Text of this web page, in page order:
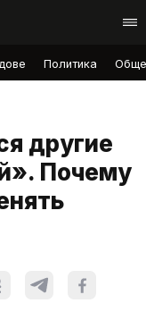
Политика
другие
Почему